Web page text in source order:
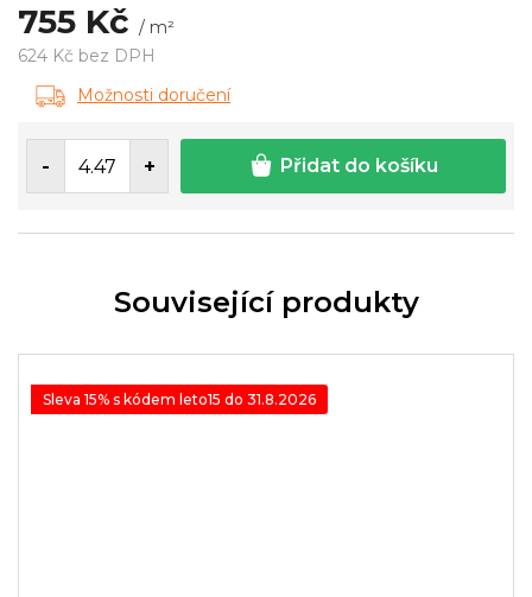
755 Kč / m²
624 Kč bez DPH
Měrná
cena:
Možnosti doručení
Přidat do košíku
Související produkty
Sleva 15% s kódem leto15 do 31.8.2026